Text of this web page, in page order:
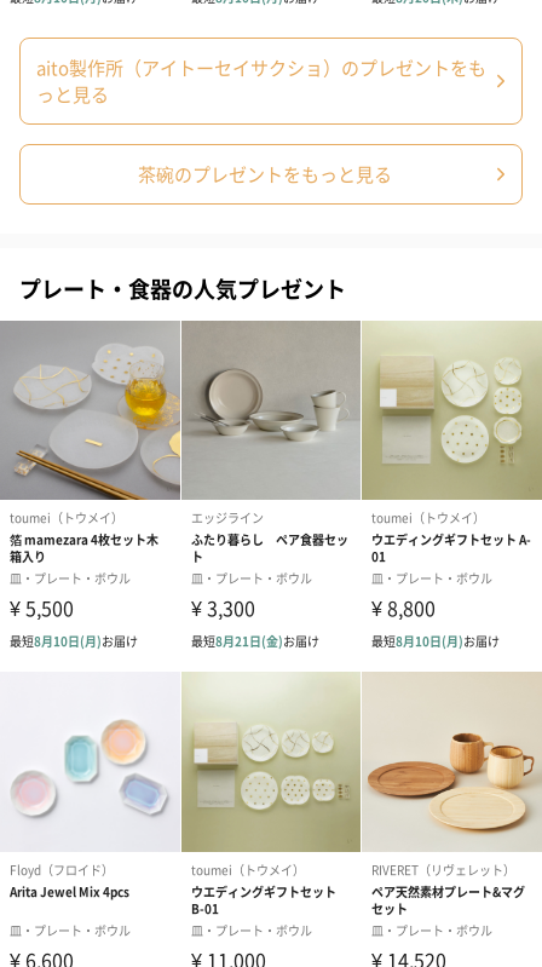
（1,122円）
（1,122円）
生花
生花のブーケを同梱します。
※9-15時にご注文いただく場合、最短のお届け可能日が通常より
も1日遅くなります。
わり）（1,880円）
ーン）（1,650円）
ドライフラワー・プリザーブドフラワー
自然のお花で作ったドライフラワー・プリザーブドフラワーを同
梱します。
一部花材が写真と異なる場合がございます。予めご了承くださ
い。パッケージに入れてお届けします。
aito製作所（アイトーセイサクショ）のプレゼントをも
っと見る
茶碗のプレゼントをもっと見る
プレート・食器の人気プレゼント